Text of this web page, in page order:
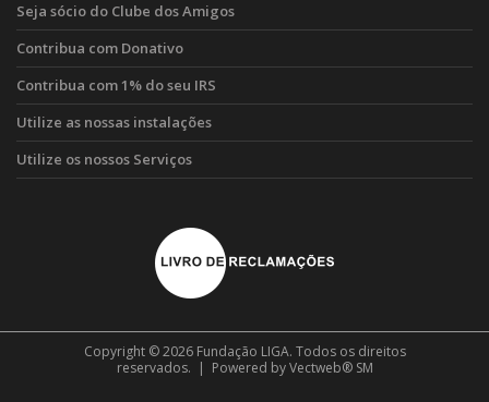
Seja sócio do Clube dos Amigos
Contribua com Donativo
Contribua com 1% do seu IRS
Utilize as nossas instalações
Utilize os nossos Serviços
Copyright © 2026 Fundação LIGA. Todos os direitos
reservados. | Powered byVectweb®SM